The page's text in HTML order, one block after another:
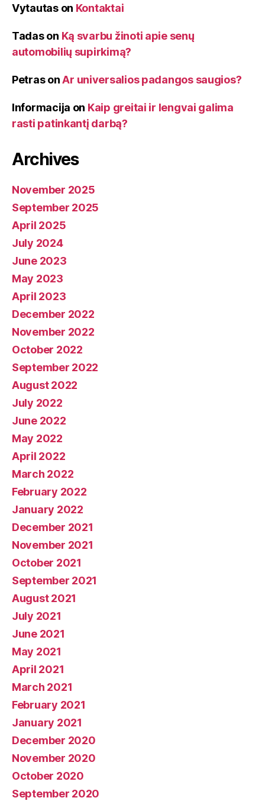
Vytautason Kontaktai
Tadason Ką svarbu žinoti apie senų
automobilių supirkimą?
PetrasonAr universalios padangos saugios?
Informacija on Kaip greitai ir lengvai galima
rasti patinkantį darbą?
Archives
November 2025
September 2025
April 2025
July 2024
June 2023
May 2023
April 2023
December 2022
November 2022
October 2022
September 2022
August 2022
July 2022
June 2022
May 2022
April 2022
March 2022
February 2022
January 2022
December 2021
November 2021
October 2021
September 2021
August 2021
July 2021
June 2021
May 2021
April 2021
March 2021
February 2021
January 2021
December 2020
November 2020
October 2020
September 2020